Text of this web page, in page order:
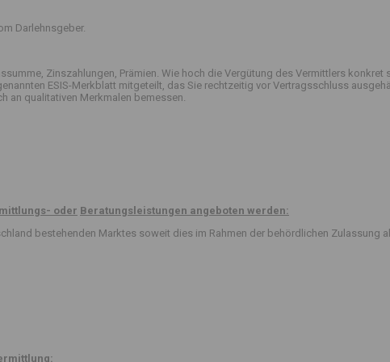
Darlehnsgeber.
Zinszahlungen, Prämien. Wie hoch die Vergütung des Vermittlers
ESIS-Merkblatt mitgeteilt, das Sie rechtzeitig vor Vertragsschluss
an qualitativen Merkmalen bemessen.
oder Beratungsleistungen angeboten werden:
bestehenden Marktes soweit dies im Rahmen der behördlichen Zulassung